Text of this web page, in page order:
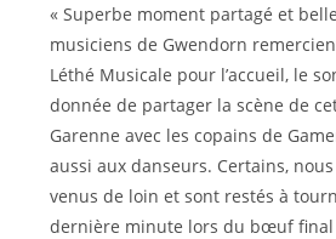
« Superbe moment partagé et
musiciens de Gwendorn
Léthé Musicale pour l’accueil, le
donnée de partager la scène de
Garenne avec les copains de
aussi aux danseurs. Certains,
venus de loin et sont restés à
dernière minute lors du bœuf